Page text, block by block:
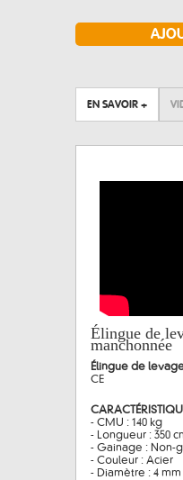
EN SAVOIR +
Élingue de
manchonnée
Élingue de
CE
- CMU : 140 kg
- Longueur : 350
- Gainage : Non-
- Couleur : Acier
- Diamètre : 4 mm